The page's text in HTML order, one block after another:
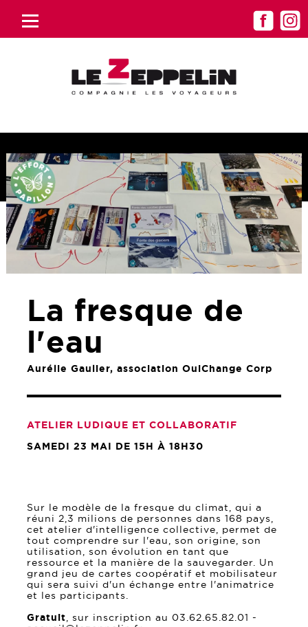
La fresque de
l'eau
Aurélie Gaulier, association OuiChange Corp
ATELIER LUDIQUE ET COLLABORATIF
SAMEDI 23 MAI DE 15H À 18H30
Sur le modèle de la fresque du climat, qui a
réuni 2,3 milions de personnes dans 168 pays,
cet atelier d'intelligence collective, permet de
tout comprendre sur l'eau, son origine, son
utilisation, son évolution en tant que
ressource et la manière de la sauvegarder. Un
grand jeu de cartes coopératif et mobilisateur
qui sera suivi d'un échange entre l'animatrice
et les participants.
Gratuit, sur inscription au 03.62.65.82.01 -